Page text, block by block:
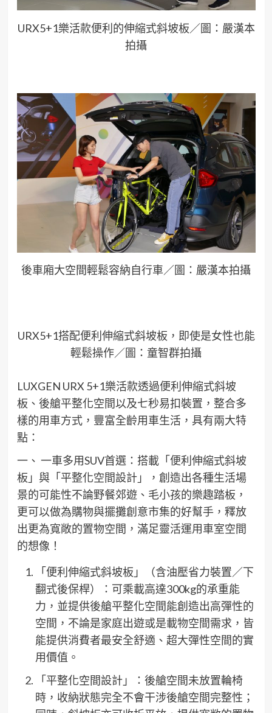
URX5+1樂活款便利的伸縮式斜坡板／圖：嚴漢本
拍攝
後車廂大空間輕鬆容納自行車／圖：嚴漢本拍攝
URX5+1搭配便利伸縮式斜坡板，即使是女性也能
輕鬆操作／圖：童智群拍攝
LUXGEN URX 5+1樂活款透過便利伸縮式斜坡
板、後艙平整化空間以及七秒易扣裝置，整合多
樣的用車方式，豐富全齡用車生活，具有兩大特
點：
一、 一車多用SUV首選：搭載「便利伸縮式斜坡
板」與「平整化空間設計」，創造出各種生活場
景的可能性不論野餐郊遊、毛小孩的樂趣踏板，
更可以做為購物與擺攤創意市集的好幫手，釋放
出更為寬敞的置物空間，滿足靈活運用車室空間
的想像！
「便利伸縮式斜坡板」（含油壓省力裝置／下
翻式後保桿）：可乘載高達300kg的承重能
力，並提供後艙平整化空間能創造出高彈性的
空間，不論是家庭出遊或是載物空間需求，皆
能提供消費者最安全舒適、超大彈性空間的實
用價值。
「平整化空間設計」：後艙空間未放置輪椅
時，收納狀態完全不會干涉後艙空間完整性；